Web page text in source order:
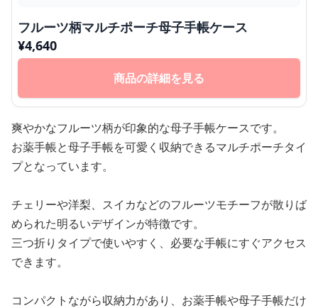
フルーツ柄マルチポーチ母子手帳ケース
¥4,640
商品の詳細を見る
爽やかなフルーツ柄が印象的な母子手帳ケースです。
お薬手帳と母子手帳を可愛く収納できるマルチポーチタイ
プとなっています。
チェリーや洋梨、スイカなどのフルーツモチーフが散りば
められた明るいデザインが特徴です。
三つ折りタイプで使いやすく、必要な手帳にすぐアクセス
できます。
コンパクトながら収納力があり、お薬手帳や母子手帳だけ